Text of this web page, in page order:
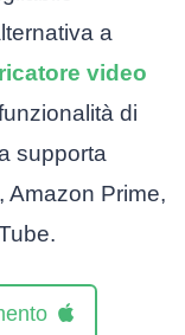
a
video
di
supporta
, Amazon Prime,